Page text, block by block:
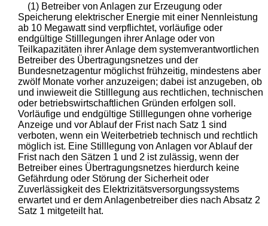
(1) Betreiber von Anlagen zur Erzeugung oder
Speicherung elektrischer Energie mit einer Nennleistung
ab 10 Megawatt sind verpflichtet, vorläufige oder
endgültige Stilllegungen ihrer Anlage oder von
Teilkapazitäten ihrer Anlage dem systemverantwortlichen
Betreiber des Übertragungsnetzes und der
Bundesnetzagentur möglichst frühzeitig, mindestens aber
zwölf Monate vorher anzuzeigen; dabei ist anzugeben, ob
und inwieweit die Stilllegung aus rechtlichen, technischen
oder betriebswirtschaftlichen Gründen erfolgen soll.
Vorläufige und endgültige Stilllegungen ohne vorherige
Anzeige und vor Ablauf der Frist nach Satz 1 sind
verboten, wenn ein Weiterbetrieb technisch und rechtlich
möglich ist. Eine Stilllegung von Anlagen vor Ablauf der
Frist nach den Sätzen 1 und 2 ist zulässig, wenn der
Betreiber eines Übertragungsnetzes hierdurch keine
Gefährdung oder Störung der Sicherheit oder
Zuverlässigkeit des Elektrizitätsversorgungssystems
erwartet und er dem Anlagenbetreiber dies nach Absatz 2
Satz 1 mitgeteilt hat.